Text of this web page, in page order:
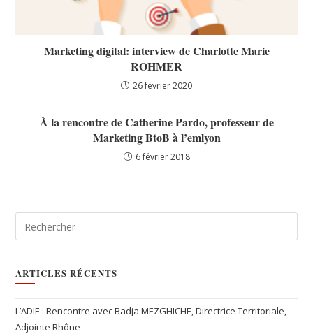
Marketing digital: interview de Charlotte Marie
ROHMER
26 février 2020
À la rencontre de Catherine Pardo, professeur de
Marketing BtoB à l’emlyon
6 février 2018
ARTICLES RÉCENTS
L’ADIE : Rencontre avec Badja MEZGHICHE, Directrice Territoriale,
Adjointe Rhône